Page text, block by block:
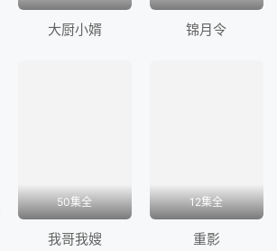
次出现认出他就是昔日恋人沈云时，
能再一次推开吴楚琳。直到吴楚琳被日
大厨小婿 锦月令
50集全
我哥我嫂
12集全
重影